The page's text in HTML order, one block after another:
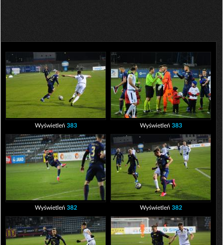
Wyświetleń 383 Wyświetleń 383
Wyświetleń 382 Wyświetleń 382